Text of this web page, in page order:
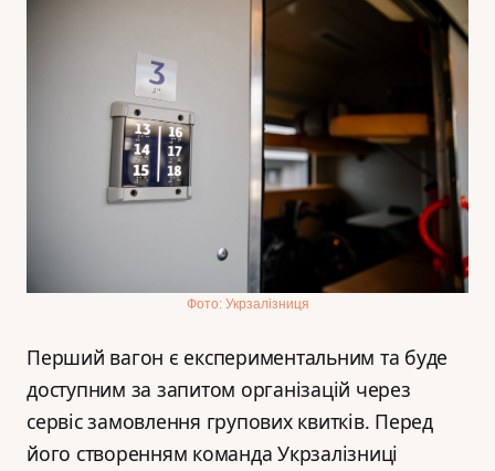
Фото: Укрзалізниця
Перший вагон є експериментальним та буде
доступним за запитом організацій через
сервіс замовлення групових квитків. Перед
його створенням команда Укрзалізниці